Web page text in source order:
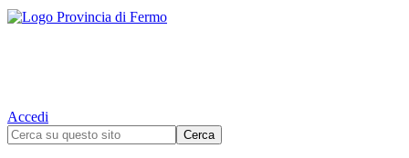
Accedi